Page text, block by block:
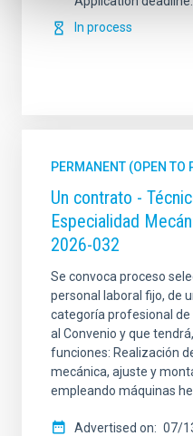
In process
PERMANENT (OPEN TO
Un contrato -
Especialidad
2026-032
Se convoca proceso
personal laboral fijo, de
categoría profesional de
al Convenio y que
funciones: Realización
mecánica, ajuste y
empleando máquinas
Advertised on
07/